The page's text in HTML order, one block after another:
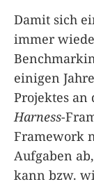
Damit sich
immer
einigen
Projektes an
Harness-
Framework
Aufgaben
kann bzw.